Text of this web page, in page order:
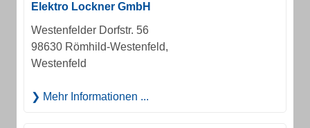
Elektro Lockner GmbH
Westenfelder Dorfstr. 56
98630 Römhild-Westenfeld,
Westenfeld
Mehr Informationen ...